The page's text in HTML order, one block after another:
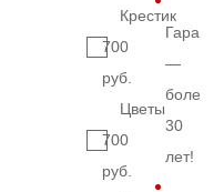
Крестик
700
руб.
Цветы
700
руб.
—
более
30
лет!